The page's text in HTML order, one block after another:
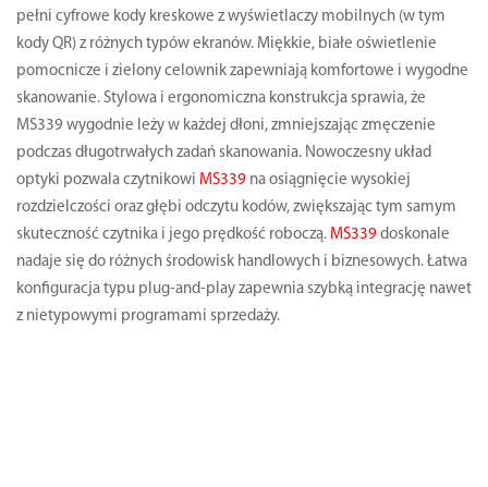
pełni cyfrowe kody kreskowe z wyświetlaczy mobilnych (w tym
kody QR) z różnych typów ekranów. Miękkie, białe oświetlenie
pomocnicze i zielony celownik zapewniają komfortowe i wygodne
skanowanie. Stylowa i ergonomiczna konstrukcja sprawia, że
MS339 wygodnie leży w każdej dłoni, zmniejszając zmęczenie
podczas długotrwałych zadań skanowania. Nowoczesny układ
optyki pozwala czytnikowi MS339 na osiągnięcie wysokiej
rozdzielczości oraz głębi odczytu kodów, zwiększając tym samym
skuteczność czytnika i jego prędkość roboczą. MS339 doskonale
nadaje się do różnych środowisk handlowych i biznesowych. Łatwa
konfiguracja typu plug-and-play zapewnia szybką integrację nawet
z nietypowymi programami sprzedaży.